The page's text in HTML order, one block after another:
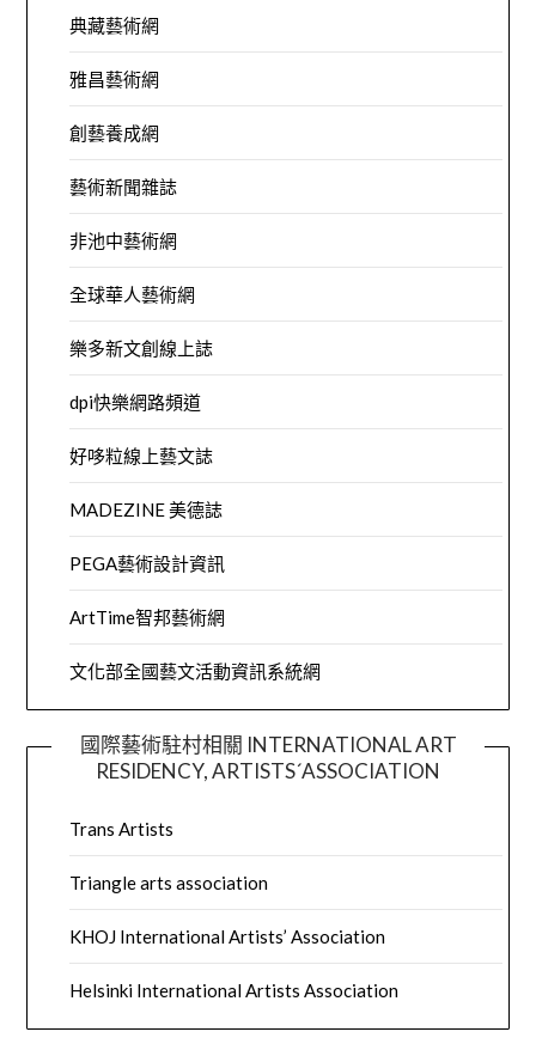
典藏藝術網
雅昌藝術網
創藝養成網
藝術新聞雜誌
非池中藝術網
全球華人藝術網
樂多新文創線上誌
dpi快樂網路頻道
好哆粒線上藝文誌
MADEZINE 美德誌
PEGA藝術設計資訊
ArtTime智邦藝術網
文化部全國藝文活動資訊系統網
國際藝術駐村相關 INTERNATIONAL ART
RESIDENCY, ARTISTS´ASSOCIATION
Trans Artists
Triangle arts association
KHOJ International Artists’ Association
Helsinki International Artists Association